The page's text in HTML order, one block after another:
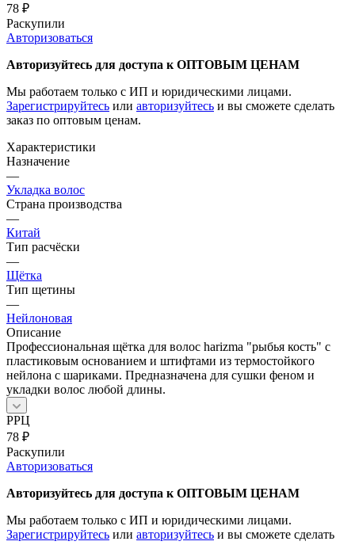
78 ₽
Раскупили
Авторизоваться
Авторизуйтесь для доступа к ОПТОВЫМ ЦЕНАМ
Мы работаем только с ИП и юридическими лицами.
Зарегистрируйтесь или авторизуйтесь и вы сможете сделать
заказ по оптовым ценам.
Характеристики
Назначение
—
Укладка волос
Страна производства
—
Китай
Тип расчёски
—
Щётка
Тип щетины
—
Нейлоновая
Описание
Профессиональная щётка для волос harizma "рыбья кость" с
пластиковым основанием и штифтами из термостойкого
нейлона с шариками. Предназначена для сушки феном и
укладки волос любой длины.
РРЦ
78 ₽
Раскупили
Авторизоваться
Авторизуйтесь для доступа к ОПТОВЫМ ЦЕНАМ
Мы работаем только с ИП и юридическими лицами.
Зарегистрируйтесь или авторизуйтесь и вы сможете сделать